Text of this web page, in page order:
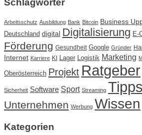
Arbeitsschutz Ausbildung Bank Bitcoin Business
Deutschland digital Digitalisierung E-
Förderung Gesundheit Google Gründer
Internet Karriere KI Lager Logistik Marketing
Oberösterreich Projekt Ratgeber
Sicherheit Software Sport Streaming Tipps
Unternehmen Werbung Wissen
Kategorien